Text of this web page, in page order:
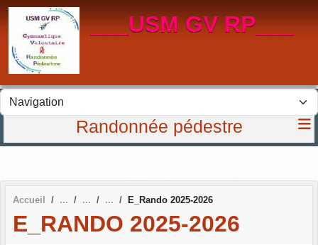
___USM GV RP___
Randonnée pédestre
Accueil E_Rando 2025-2026
E_RANDO 2025-2026
Panneau de gestion des cookies